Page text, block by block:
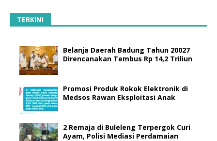
TERKINI
Belanja Daerah Badung Tahun 20027
Direncanakan Tembus Rp 14,2 Triliun
Promosi Produk Rokok Elektronik di
Medsos Rawan Eksploitasi Anak
2 Remaja di Buleleng Terpergok Curi
Ayam, Polisi Mediasi Perdamaian